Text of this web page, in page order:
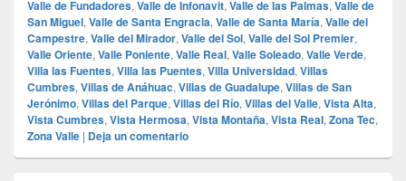
Valle de Fundadores, Valle de Infonavit, Valle de las Palmas, Valle de
San Miguel, Valle de Santa Engracia, Valle de Santa María, Valle del
Campestre, Valle del Mirador, Valle del Sol, Valle del Sol Premier,
Valle Oriente, Valle Poniente, Valle Real, Valle Soleado, Valle Verde,
Villa las Fuentes, Villa las Puentes, Villa Universidad, Villas
Cumbres, Villas de Anáhuac, Villas de Guadalupe, Villas de San
Jerónimo, Villas del Parque, Villas del Río, Villas del Valle, Vista Alta,
Vista Cumbres, Vista Hermosa, Vista Montaña, Vista Real, Zona Tec,
Zona Valle | Deja un comentario